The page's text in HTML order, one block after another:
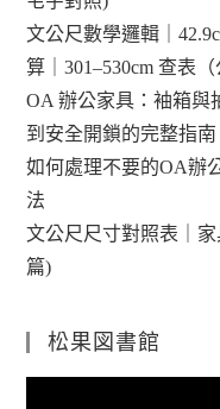
文公尺數學邏輯｜
算｜301–530cm 查表（
OA 辦公家具：袖箱與
到安全開鎖的完整指南
如何處理不要的OA辦
法
文公尺尺寸對照表｜
篇)
松果図書館